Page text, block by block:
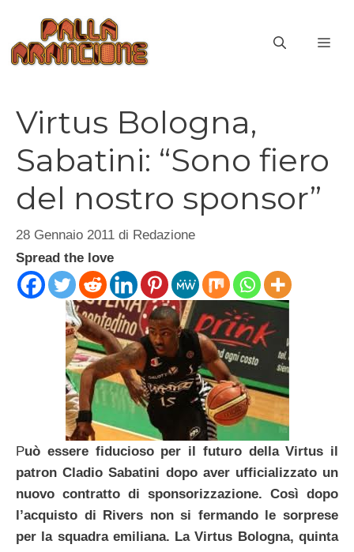
contenuto
Virtus Bologna,
Sabatini: “Sono fiero
del nostro sponsor”
28 Gennaio 2011 di Redazione
Spread the love
Può essere fiducioso per il futuro della Virtus il
patron Cladio Sabatini dopo aver ufficializzato un
nuovo contratto di sponsorizzazione. Così dopo
l’acquisto di Rivers non si fermando le sorprese
per la squadra emiliana. La Virtus Bologna, quinta